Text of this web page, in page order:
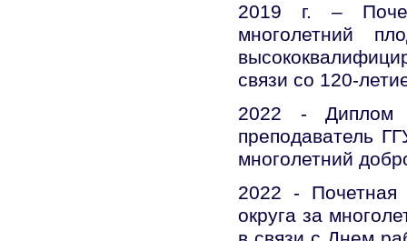
2019 г. –
многолетний
связи со 120-
2022 - Диплом
преподаватель
многолетний
2022 - Почетная
округа за